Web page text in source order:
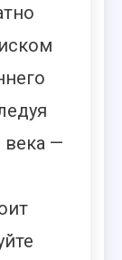
века —